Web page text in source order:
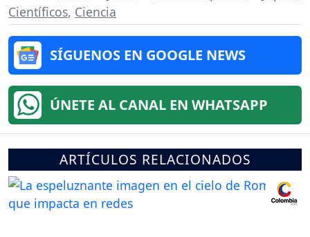
Científicos, Ciencia
SÍGUENOS EN GOOGLE NEWS
ÚNETE AL CANAL EN WHATSAPP
ARTÍCULOS RELACIONADOS